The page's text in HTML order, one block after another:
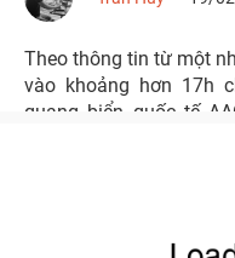
Theo thông tin từ một
vào khoảng hơn 17h
quang biển quốc tế